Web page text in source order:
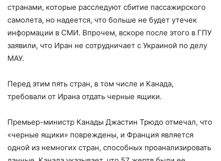
странами, которые расследуют сбитие пассажирского
самолета, но надеется, что больше не будет утечек
информации в СМИ. Впрочем, вскоре после этого в ГПУ
заявили, что Иран не сотрудничает с Украиной по делу
МАУ.
Перед этим пять стран, в том числе и Канада,
требовали от Ирана отдать черные ящики.
Премьер-министр Канады Джастин Трюдо отмечал, что
«черные ящики» повреждены, и Франция является
одной из немногих стран, способных проанализировать